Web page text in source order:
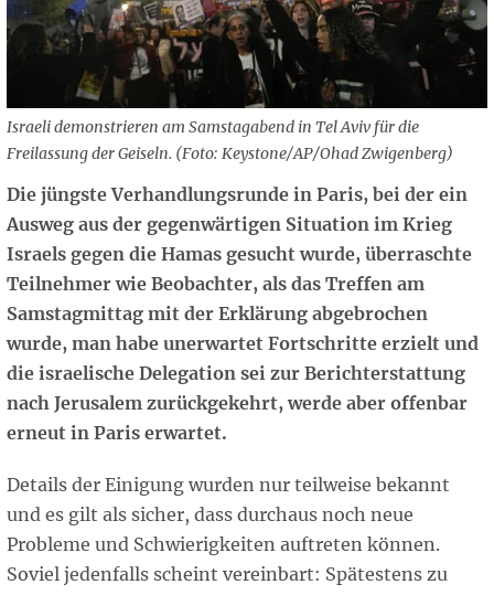
Israeli demonstrieren am Samstagabend in Tel Aviv für die
Freilassung der Geiseln. (Foto: Keystone/AP/Ohad Zwigenberg)
Die jüngste Verhandlungsrunde in Paris, bei der ein
Ausweg aus der gegenwärtigen Situation im Krieg
Israels gegen die Hamas gesucht wurde, überraschte
Teilnehmer wie Beobachter, als das Treffen am
Samstagmittag mit der Erklärung abgebrochen
wurde, man habe unerwartet Fortschritte erzielt und
die israelische Delegation sei zur Berichterstattung
nach Jerusalem zurückgekehrt, werde aber offenbar
erneut in Paris erwartet.
Details der Einigung wurden nur teilweise bekannt
und es gilt als sicher, dass durchaus noch neue
Probleme und Schwierigkeiten auftreten können.
Soviel jedenfalls scheint vereinbart: Spätestens zu